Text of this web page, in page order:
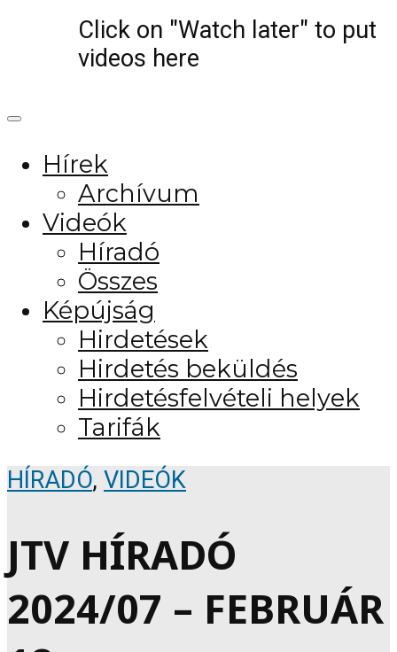
Click on "Watch later" to put
videos here
Hírek
Archívum
Videók
Híradó
Összes
Képújság
Hirdetések
Hirdetés beküldés
Hirdetésfelvételi helyek
Tarifák
HÍRADÓ, VIDEÓK
JTV HÍRADÓ
2024/07 – FEBRUÁR